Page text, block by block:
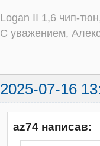
Logan II 1,6 чип-
С уважением,
2025-07-16
az74 написав: